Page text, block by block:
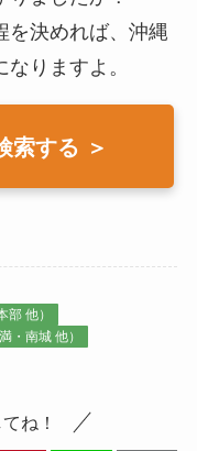
を決めれば、沖縄
りますよ。
索する ＞
他）
・南城 他）
ね！